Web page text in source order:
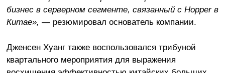
бизнес в серверном сегменте, связанный с Hopper в
Китае», — резюмировал основатель компании.
Дженсен Хуанг также воспользовался трибуной
квартального мероприятия для выражения